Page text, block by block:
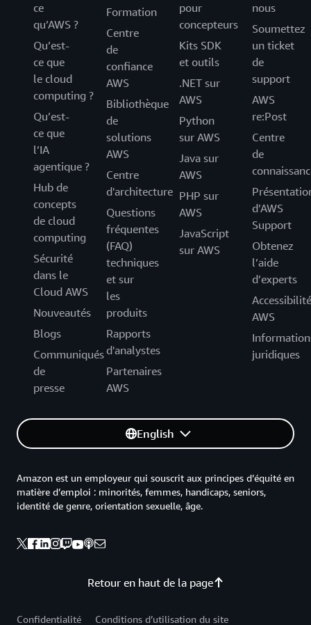
ce
qu’AWS ?
Qu’est-
ce que
le cloud
computing ?
Qu’est-
ce que
l’IA
agentique ?
Hub de
concepts
de cloud
computing
Sécurité
dans le
Cloud AWS
Nouveautés
Blogs
Communiqués
de
presse
Formation
Centre
de
confiance
AWS
Bibliothèque
de
solutions
AWS
Centre
d'architecture
Questions
fréquentes
(FAQ)
techniques
et sur
les
produits
Rapports
d'analystes
Partenaires
AWS
pour
concepteurs
Kits SDK
et outils
.NET sur
AWS
Python
sur AWS
Java sur
AWS
PHP sur
AWS
JavaScript
sur AWS
nous
Soumettez
un ticket
de
support
AWS
re:Post
Centre
de
d’AWS
Support
Obtenez
l’aide
d’experts
Accessibilité
AWS
juridiques
English
Retour en haut de la page
Amazon est un employeur qui souscrit aux principes d’équité en
matière d’emploi : minorités, femmes, handicaps, seniors,
identité de genre, orientation sexuelle, âge.
Confidentialité Conditions d’utilisation du site